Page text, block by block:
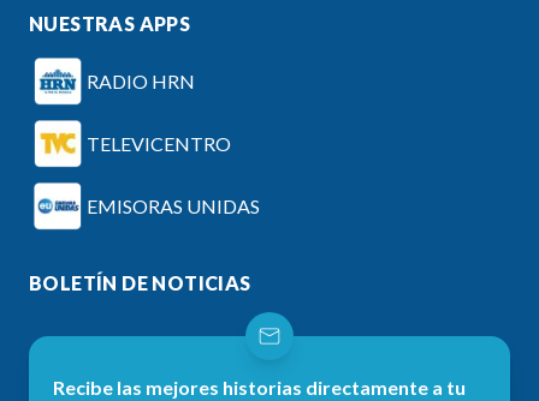
NUESTRAS APPS
RADIO HRN
TELEVICENTRO
EMISORAS UNIDAS
BOLETÍN DE NOTICIAS
Recibe las mejores historias directamente a tu